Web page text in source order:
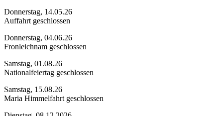
Donnerstag, 14.05.26
Auffahrt geschlossen
Donnerstag, 04.06.26
Fronleichnam geschlossen
Samstag, 01.08.26
Nationalfeiertag geschlossen
Samstag, 15.08.26
Maria Himmelfahrt geschlossen